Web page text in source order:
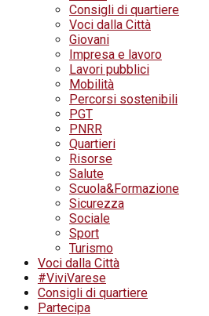
Consigli di quartiere
Voci dalla Città
Giovani
Impresa e lavoro
Lavori pubblici
Mobilità
Percorsi sostenibili
PGT
PNRR
Quartieri
Risorse
Salute
Scuola&Formazione
Sicurezza
Sociale
Sport
Turismo
Voci dalla Città
#ViviVarese
Consigli di quartiere
Partecipa